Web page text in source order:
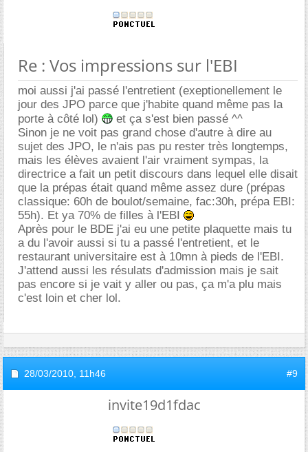
Re : Vos impressions sur l'EBI
moi aussi j'ai passé l'entretient (exeptionellement le
jour des JPO parce que j'habite quand même pas la
porte à côté lol)
et ça s'est bien passé ^^
Sinon je ne voit pas grand chose d'autre à dire au
sujet des JPO, le n'ais pas pu rester très longtemps,
mais les élèves avaient l'air vraiment sympas, la
directrice a fait un petit discours dans lequel elle disait
que la prépas était quand même assez dure (prépas
classique: 60h de boulot/semaine, fac:30h, prépa EBI:
55h). Et ya 70% de filles à l'EBI
Après pour le BDE j'ai eu une petite plaquette mais tu
a du l'avoir aussi si tu a passé l'entretient, et le
restaurant universitaire est à 10mn à pieds de l'EBI.
J'attend aussi les résulats d'admission mais je sait
pas encore si je vait y aller ou pas, ça m'a plu mais
c'est loin et cher lol.
28/03/2010, 11h46 #9
invite19d1fdac